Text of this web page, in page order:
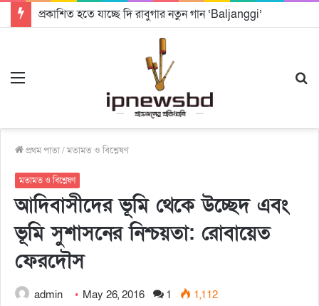
প্রকাশিত হতে যাচ্ছে দি রাবুগার নতুন গান ‘Baljanggi’
প্রথম পাতা/মতামত ও বিশ্লেষণ
মতামত ও বিশ্লেষণ
আদিবাসীদের ভূমি থেকে উচ্ছেদ এবং
ভূমি সুশাসনের নিশ্চয়তা: রোবায়েত
ফেরদৌস
admin May 26, 2016 1
1,112